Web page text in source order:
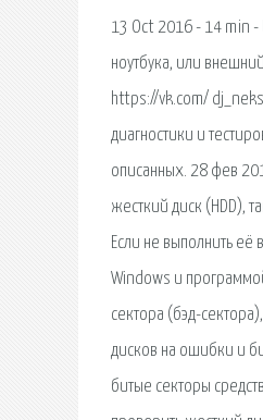
13 Oct 2016 - 14 min -
ноутбука, или
https://vk.com/
диагностики и
описанных. 28 фев
жесткий диск (HDD),
Если не выполнить
Windows и
сектора (бэд-
дисков на ошибки и
битые секторы